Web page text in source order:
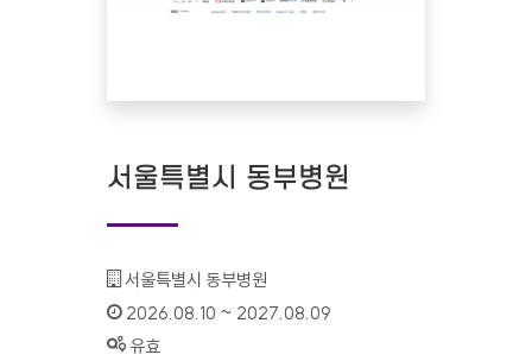
서울특별시 동부병원
기관명 :
서울특별시 동부병원
인증기간 :
2026.08.10 ~ 2027.08.09
상태 :
유효